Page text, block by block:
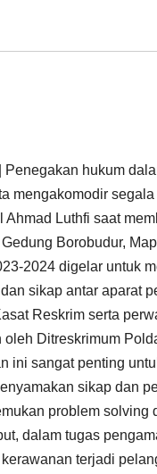
Penegakan hukum
mengakomodir
Luthfi saat
Borobudur,
2024 digelar untuk
sikap antar aparat
Reskrim serta
Ditreskrimum
ini sangat penting
sikap dan
problem
dalam tugas
terjadi